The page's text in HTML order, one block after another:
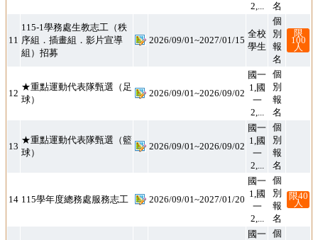
2,... 名
11
115-1學務處生教志工（秩
序組．插畫組．影片宣導
組）招募
2026/09/01~2027/01/15
全校
學生
個
別
報
名
限
100
人
12
★重點運動代表隊甄選（足
球）
2026/09/01~2026/09/02
國一
1,國
一
2,...
個
別
報
名
13
★重點運動代表隊甄選（籃
球）
2026/09/01~2026/09/02
國一
1,國
一
2,...
個
別
報
名
14 115學年度總務處服務志工 2026/09/01~2027/01/20
國一
1,國
一
2,...
個
別
報
名
限40
人
國一
1,國
一 個
別
報